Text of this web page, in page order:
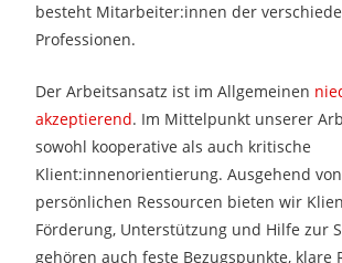
besteht Mitarbeiter:innen der
Professionen.
Der Arbeitsansatz ist im Allgemeinen
akzeptierend. Im Mittelpunkt unserer
sowohl kooperative als auch kritische
Klient:innenorientierung. Ausgehend
persönlichen Ressourcen bieten wir
Förderung, Unterstützung und Hilfe zur
gehören auch feste Bezugspunkte, klare